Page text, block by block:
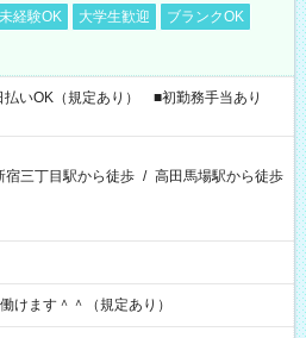
経験OK 大学生歓迎
ブランクOK
いOK（規定あり） ■初勤務手当あり
宿三丁目駅から徒歩 / 高田馬場駅から徒歩
けます＾＾（規定あり）